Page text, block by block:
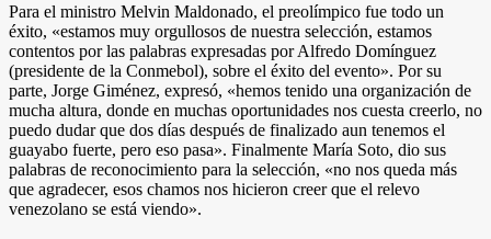
Para el ministro Melvin Maldonado, el preolímpico fue todo un
éxito, «estamos muy orgullosos de nuestra selección, estamos
contentos por las palabras expresadas por Alfredo Domínguez
(presidente de la Conmebol), sobre el éxito del evento». Por su
parte, Jorge Giménez, expresó, «hemos tenido una organización de
mucha altura, donde en muchas oportunidades nos cuesta creerlo, no
puedo dudar que dos días después de finalizado aun tenemos el
guayabo fuerte, pero eso pasa». Finalmente María Soto, dio sus
palabras de reconocimiento para la selección, «no nos queda más
que agradecer, esos chamos nos hicieron creer que el relevo
venezolano se está viendo».